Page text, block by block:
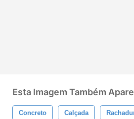
Esta Imagem Também
Concreto Calçada